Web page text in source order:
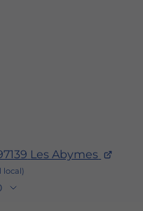
Les Abymes